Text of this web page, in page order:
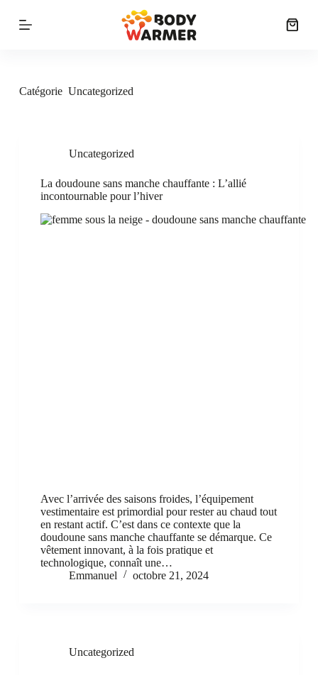
Catégorie Uncategorized
Uncategorized
La doudoune sans manche chauffante : L’allié
incontournable pour l’hiver
Avec l’arrivée des saisons froides, l’équipement
vestimentaire est primordial pour rester au chaud tout
en restant actif. C’est dans ce contexte que la
doudoune sans manche chauffante se démarque. Ce
vêtement innovant, à la fois pratique et
technologique, connaît une…
Emmanuel
octobre 21, 2024
Uncategorized